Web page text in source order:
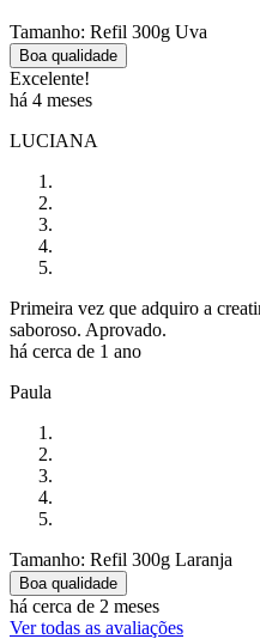
Tamanho: Refil 300g Uva
Boa qualidade
Excelente!
há 4 meses
LUCIANA
Primeira vez que adquiro a
saboroso. Aprovado.
há cerca de 1 ano
Paula
Tamanho: Refil 300g Laranja
Boa qualidade
há cerca de 2 meses
Ver todas as avaliações